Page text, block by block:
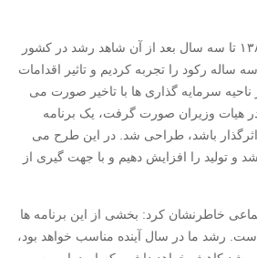
ربیعی بیان کرد: از سال ۱۳۸۴ تا سه سال بعد از آن شاهد رشد در کشور
ساله رکود را تجربه کردیم و تاثیر اقدامات
سرمایه گذاری ها با تاخیر صورت می
هیات وزیران صورت گرفت، یک برنامه
اثرگذار باشد، طراحی شد. در این طرح می
و تولید را افزایش دهیم و با جهت گیری از
خاطرنشان کرد: بخشی از این برنامه ها
رشد ما در سال آینده مناسب خواهد بود،